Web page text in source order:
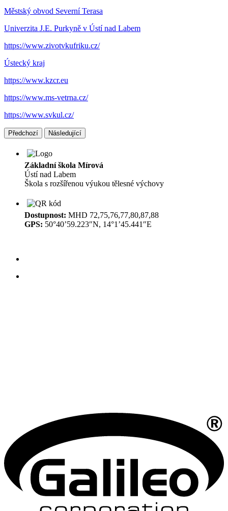
Městský obvod Severní Terasa
Univerzita J.E. Purkyně v Ústí nad Labem
https://www.zivotvkufriku.cz/
Ústecký kraj
https://www.kzcr.eu
https://www.ms-vetrna.cz/
https://www.svkul.cz/
Předchozí Následující
Základní škola Mírová
Ústí nad Labem
Škola s rozšířenou výukou tělesné výchovy
Dostupnost: MHD 72,75,76,77,80,87,88
GPS: 50°40’59.223″N, 14°1’45.441″E